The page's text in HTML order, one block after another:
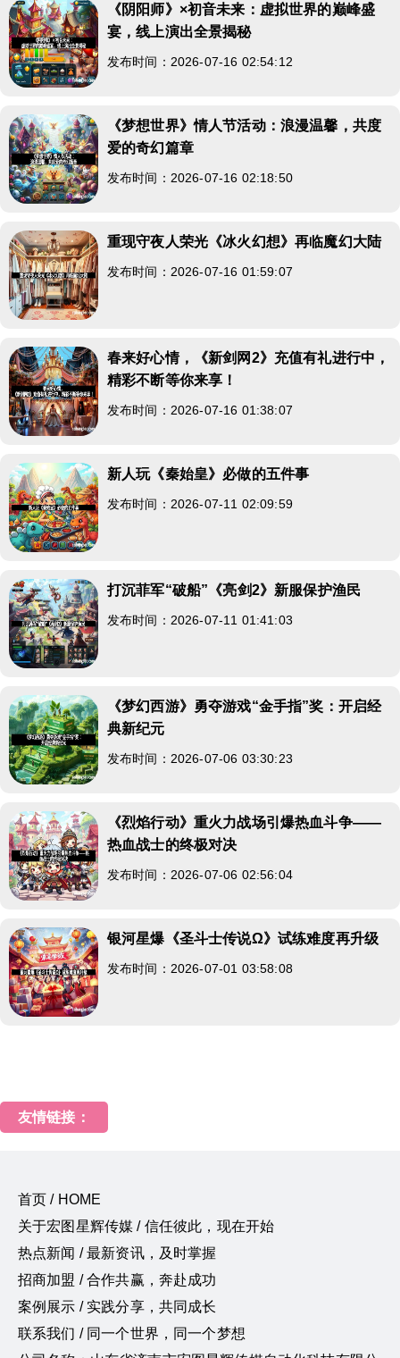
《阴阳师》×初音未来：虚拟世界的巅峰盛
宴，线上演出全景揭秘
发布时间：2026-07-16 02:54:12
《梦想世界》情人节活动：浪漫温馨，共度
爱的奇幻篇章
发布时间：2026-07-16 02:18:50
重现守夜人荣光《冰火幻想》再临魔幻大陆
发布时间：2026-07-16 01:59:07
春来好心情，《新剑网2》充值有礼进行中，
精彩不断等你来享！
发布时间：2026-07-16 01:38:07
新人玩《秦始皇》必做的五件事
发布时间：2026-07-11 02:09:59
打沉菲军“破船”《亮剑2》新服保护渔民
发布时间：2026-07-11 01:41:03
《梦幻西游》勇夺游戏“金手指”奖：开启经
典新纪元
发布时间：2026-07-06 03:30:23
《烈焰行动》重火力战场引爆热血斗争——
热血战士的终极对决
发布时间：2026-07-06 02:56:04
银河星爆《圣斗士传说Ω》试练难度再升级
发布时间：2026-07-01 03:58:08
友情链接：
首页 / HOME
关于宏图星辉传媒 / 信任彼此，现在开始
热点新闻 / 最新资讯，及时掌握
招商加盟 / 合作共赢，奔赴成功
案例展示 / 实践分享，共同成长
联系我们 / 同一个世界，同一个梦想